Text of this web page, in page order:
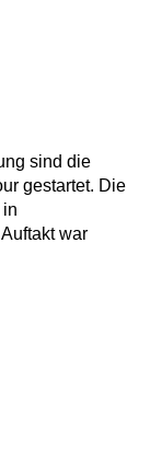
sind die
gestartet. Die
war